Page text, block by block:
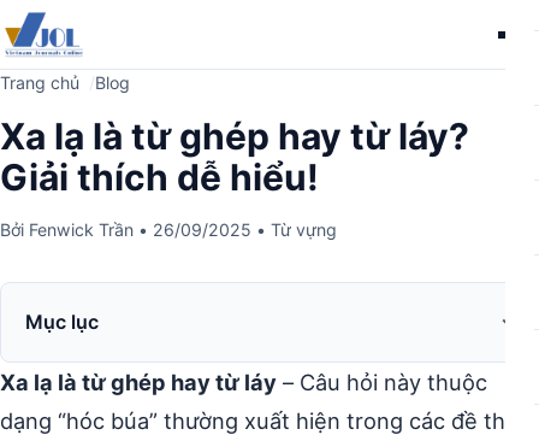
Trang chủ Blog
Xa lạ là từ ghép hay từ láy?
Giải thích dễ hiểu!
Bởi Fenwick Trần • 26/09/2025 • Từ vựng
Mục lục
Xa lạ là từ ghép hay từ láy – Câu hỏi này thuộc
dạng “hóc búa” thường xuất hiện trong các đề thi